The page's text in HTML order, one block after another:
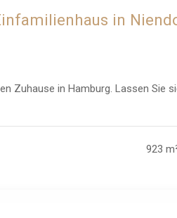
in
Zuhause in Hamburg. Lassen Sie
923